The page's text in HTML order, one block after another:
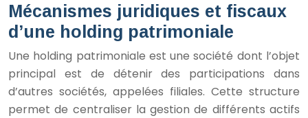
Mécanismes juridiques et fiscaux
d’une holding patrimoniale
Une holding patrimoniale est une société dont l’objet
principal est de détenir des participations dans
d’autres sociétés, appelées filiales. Cette structure
permet de centraliser la gestion de différents actifs